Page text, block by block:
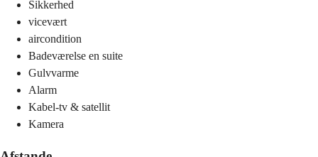
Sikkerhed
vicevært
aircondition
Badeværelse en suite
Gulvvarme
Alarm
Kabel-tv & satellit
Kamera